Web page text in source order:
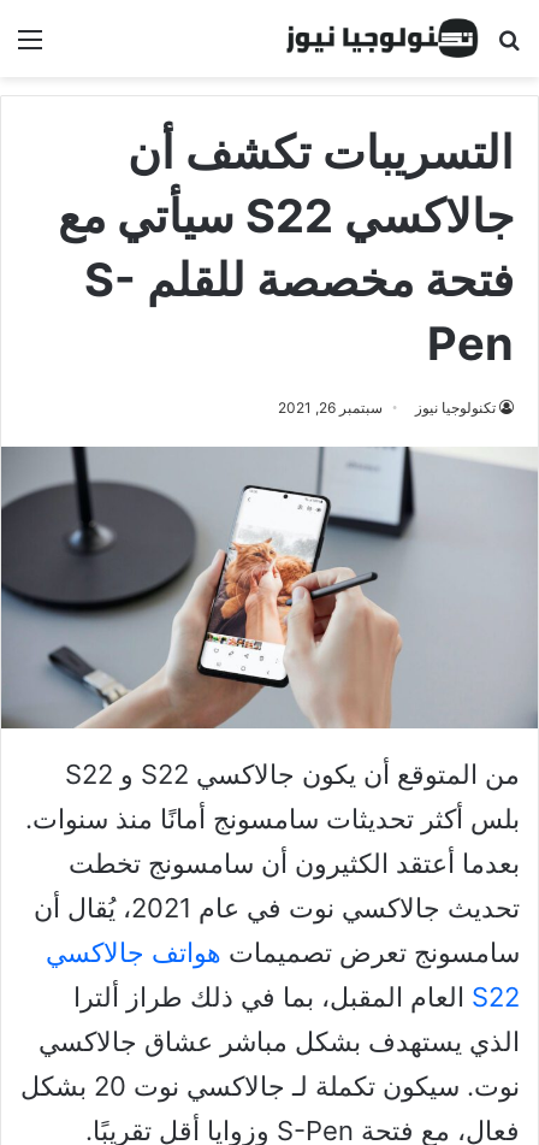
البحث عن
التسريبات تكشف أن
جالاكسي S22 سيأتي مع
فتحة مخصصة للقلم S-
Pen
تكنولوجيا نيوز سبتمبر 26, 2021
من المتوقع أن يكون جالاكسي S22 و S22
بلس أكثر تحديثات سامسونج أمانًا منذ سنوات.
بعدما أعتقد الكثيرون أن سامسونج تخطت
تحديث جالاكسي نوت في عام 2021، يُقال أن
سامسونج تعرض تصميمات هواتف جالاكسي
S22 العام المقبل، بما في ذلك طراز ألترا
الذي يستهدف بشكل مباشر عشاق جالاكسي
نوت. سيكون تكملة لـ جالاكسي نوت 20 بشكل
فعال، مع فتحة S-Pen وزوايا أقل تقريبًا.